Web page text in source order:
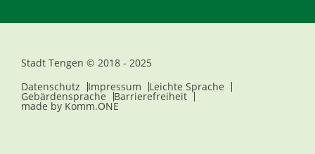
Stadt Tengen © 2018 - 2025
Datenschutz
Impressum Leichte Sprache
Gebärdensprache Barrierefreiheit
made by Komm.ONE